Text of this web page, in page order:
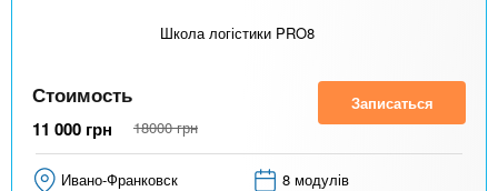
Школа логістики PRO8
Стоимость
11 000 грн 18000 грн
Записаться
Ивано-Франковск 8 модулів